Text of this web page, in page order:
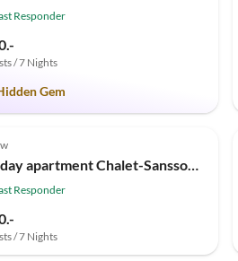
Responder
/ 7 Nights
Gem
Top-Listing
Responder
/ 7 Nights